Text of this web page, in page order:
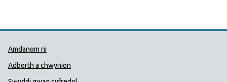
Dolenni Cymorth Iechyd
Amdanom ni
Adborth a chwynion